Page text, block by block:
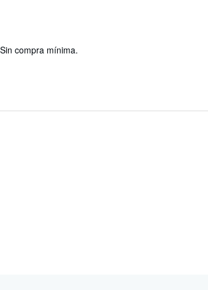
compra mínima.